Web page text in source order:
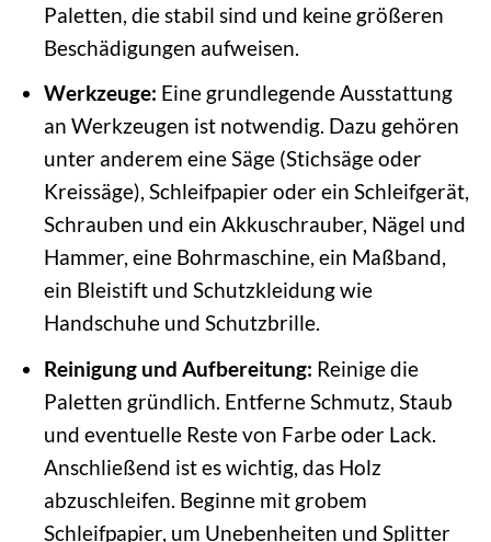
Paletten, die stabil sind und keine größeren
Beschädigungen aufweisen.
Werkzeuge: Eine grundlegende Ausstattung
an Werkzeugen ist notwendig. Dazu gehören
unter anderem eine Säge (Stichsäge oder
Kreissäge), Schleifpapier oder ein Schleifgerät,
Schrauben und ein Akkuschrauber, Nägel und
Hammer, eine Bohrmaschine, ein Maßband,
ein Bleistift und Schutzkleidung wie
Handschuhe und Schutzbrille.
Reinigung und Aufbereitung: Reinige die
Paletten gründlich. Entferne Schmutz, Staub
und eventuelle Reste von Farbe oder Lack.
Anschließend ist es wichtig, das Holz
abzuschleifen. Beginne mit grobem
Schleifpapier, um Unebenheiten und Splitter